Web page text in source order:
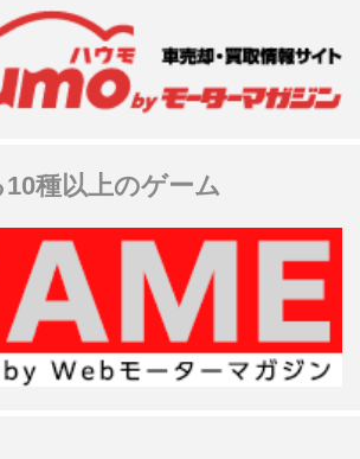
種以上のゲーム